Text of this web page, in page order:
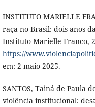
INSTITUTO MARIELLE
raça no Brasil: dois anos
Instituto Marielle Franco,
https://
em: 2 maio 2025.
SANTOS, Tainá de Paula
violência institucional: